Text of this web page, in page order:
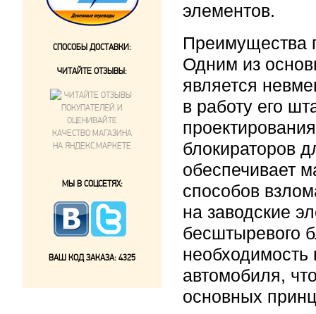
элементов.
Преимущества
Одним из
является
в работу его
блокираторов
обеспечивает
способов
на заводские
бесштыревого
необходимость
автомобиля,
основных
СПОСОБЫ ДОСТАВКИ:
ЧИТАЙТЕ ОТЗЫВЫ:
МЫ В СОЦСЕТЯХ:
ВАШ КОД ЗАКАЗА: 4325